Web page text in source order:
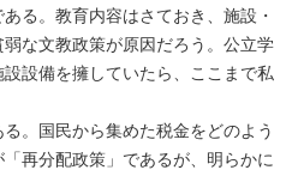
る。教育内容はさておき、施設・
な文教政策が原因だろう。公立学
設備を擁していたら、ここまで私
。国民から集めた税金をどのよう
再分配政策」であるが、明らかに